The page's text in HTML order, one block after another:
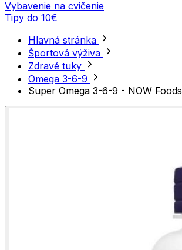
Vybavenie na cvičenie
Tipy do 10€
Hlavná stránka
Športová výživa
Zdravé tuky
Omega 3-6-9
Super Omega 3-6-9 - NOW Foods